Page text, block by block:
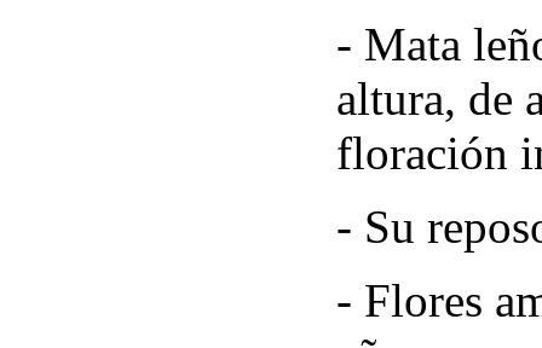
- Mata
altura, de
floración
- Su
- Flores